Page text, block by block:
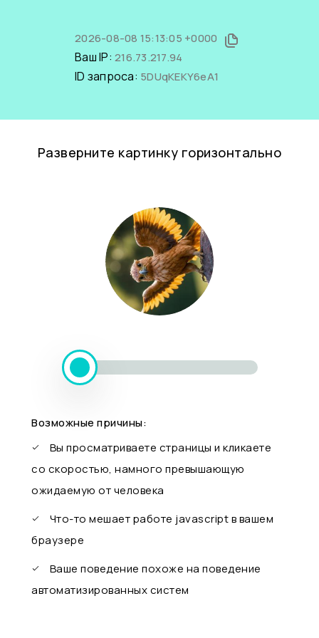
2026-08-08 15:13:05 +0000
Ваш IP: 216.73.217.94
ID запроса: 5DUqKEKY6eA1
Разверните картинку горизонтально
Возможные причины:
Вы просматриваете страницы и кликаете
со скоростью, намного превышающую
ожидаемую от человека
Что-то мешает работе javascript в вашем
браузере
Ваше поведение похоже на поведение
автоматизированных систем